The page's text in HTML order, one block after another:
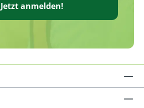
Jetzt anmelden!